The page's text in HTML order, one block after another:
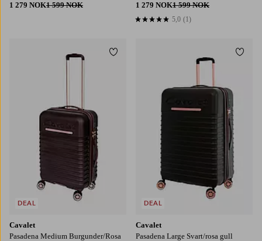
1 279 NOK1 599 NOK
1 279 NOK1 599 NOK
5,0 basert på 1 karaktergivninger
5,0 (1)
Cavalet
Pasadena Medium Burgunder/Rosa
DEAL
Legg til favoritter
Cavalet
Pasadena Large Svart/rosa gull
DEAL